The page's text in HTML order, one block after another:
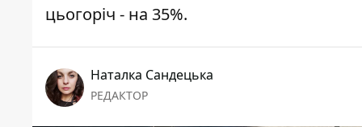
цьогоріч - на 35%.
Наталка Сандецька
РЕДАКТОР